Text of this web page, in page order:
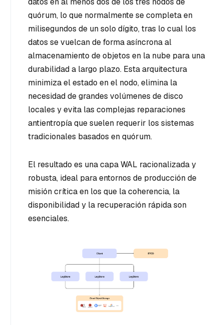
quórum, lo que normalmente se completa en
milisegundos de un solo dígito, tras lo cual los
datos se vuelcan de forma asíncrona al
almacenamiento de objetos en la nube para una
durabilidad a largo plazo. Esta arquitectura
minimiza el estado en el nodo, elimina la
necesidad de grandes volúmenes de disco
locales y evita las complejas reparaciones
antientropía que suelen requerir los sistemas
tradicionales basados en quórum.
El resultado es una capa WAL racionalizada y
robusta, ideal para entornos de producción de
misión crítica en los que la coherencia, la
disponibilidad y la recuperación rápida son
esenciales.